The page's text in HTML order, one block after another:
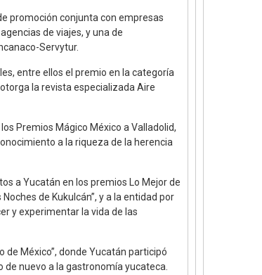
promoción conjunta con empresas
de viajes, y una de
Servytur.
entre ellos el premio en la categoría
la revista especializada Aire
Premios Mágico México a Valladolid,
a la riqueza de la herencia
a Yucatán en los premios Lo Mejor de
de Kukulcán”, y a la entidad por
y experimentar la vida de las
de México”, donde Yucatán participó
nuevo a la gastronomía yucateca.